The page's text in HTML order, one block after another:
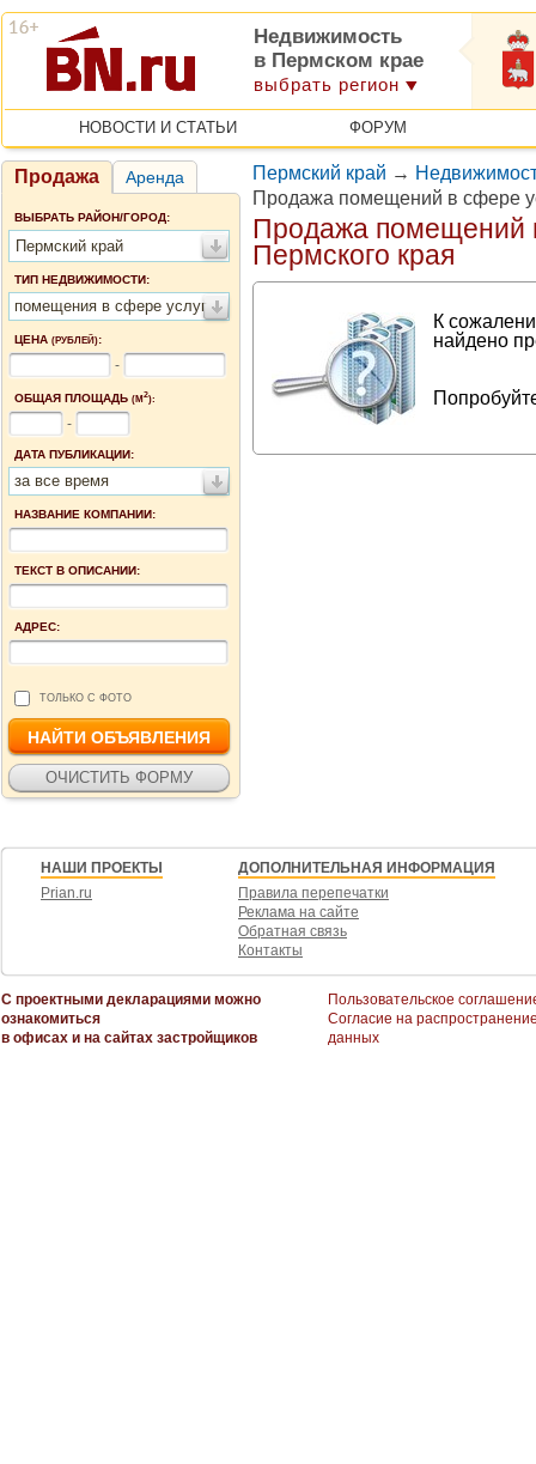
Недвижимость
в Пермском крае
выбрать регион
НОВОСТИ И СТАТЬИ ФОРУМ
Продажа Аренда
ВЫБРАТЬ РАЙОН/ГОРОД:
Пермский край
ТИП НЕДВИЖИМОСТИ:
помещения в сфере услуг
ЦЕНА (РУБЛЕЙ):
-
ОБЩАЯ ПЛОЩАДЬ (М2):
-
ДАТА ПУБЛИКАЦИИ:
за все время
НАЗВАНИЕ КОМПАНИИ:
ТЕКСТ В ОПИСАНИИ:
АДРЕС:
ТОЛЬКО С ФОТО
Пермский край →
Продажа помещений в сфере
Продажа помещений
Пермского края
К
найдено
НАШИ ПРОЕКТЫ
Prian.ru
ДОПОЛНИТЕЛЬНАЯ ИНФОРМАЦИЯ
Правила перепечатки
Реклама на сайте
Обратная связь
Контакты
С проектными декларациями можно
ознакомиться
в офисах и на сайтах застройщиков
Пользовательское
Согласие на
данных